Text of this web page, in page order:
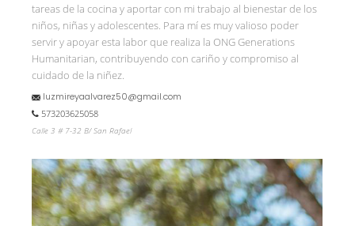
tareas de la cocina y aportar con mi trabajo al bienestar de los
niños, niñas y adolescentes. Para mí es muy valioso poder
servir y apoyar esta labor que realiza la ONG Generations
Humanitarian, contribuyendo con cariño y compromiso al
cuidado de la niñez.
luzmireyaalvarez50@gmail.com
573203625058
Calle 3 # 7-32 B/ San Rafael